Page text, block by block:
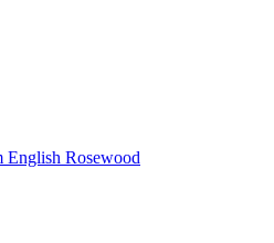
Rosewood